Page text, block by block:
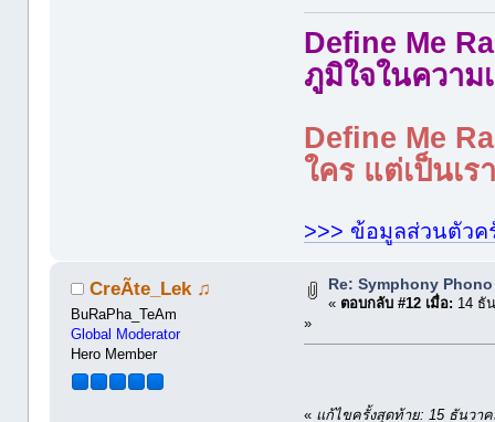
Define Me
ภูมิใจในความ
Define Me
ใคร แต่เป็นเ
>>> ข้อมูลส่วนตัวค
CreÃte_Lek ♫
BuRaPha_TeAm
Global Moderator
Hero Member
Re: Symphony
« ตอบกลับ #12 เมื่อ: 14 ธั
»
« แก้ไขครั้งสุดท้าย: 15 ธันวาค